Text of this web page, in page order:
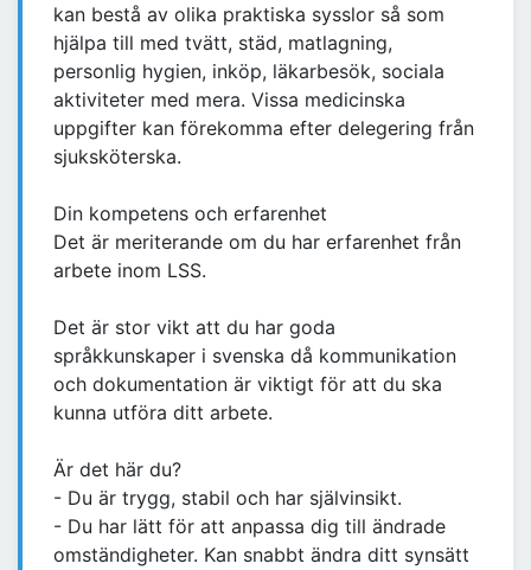
kan bestå av olika praktiska sysslor så som
hjälpa till med tvätt, städ, matlagning,
personlig hygien, inköp, läkarbesök, sociala
aktiviteter med mera. Vissa medicinska
uppgifter kan förekomma efter delegering från
sjuksköterska.
Din kompetens och erfarenhet
Det är meriterande om du har erfarenhet från
arbete inom LSS.
Det är stor vikt att du har goda
språkkunskaper i svenska då kommunikation
och dokumentation är viktigt för att du ska
kunna utföra ditt arbete.
Är det här du?
- Du är trygg, stabil och har självinsikt.
- Du har lätt för att anpassa dig till ändrade
omständigheter. Kan snabbt ändra ditt synsätt